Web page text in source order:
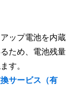
ップ電池を内蔵
ため、電池残量
す。
サービス（有